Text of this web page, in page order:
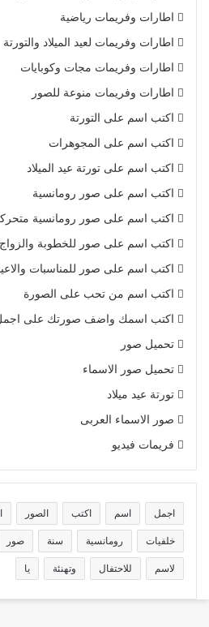
اطارات وفريمات رياضية
اطارات وفريمات لعيد الميلاد والتورتة
اطارات وفريمات مجات وكوبايات
اطارات وفريمات منوعة للصور
اكتب اسم على التورتة
اكتب اسم على المجوهرات
اكتب اسم على تورتة عيد الميلاد
اكتب اسم على صور رومانسية
اكتب اسم على صور رومانسية
اكتب اسم على صور للخطوبة والزواج
اكتب اسم على صور للمناسبات
اكتب اسم من تحب على الصورة
اكتب اسمك واضف صورتك على
تحميل صور
تحميل صور الاسماء
تورتة عيد ميلاد
صور الاسماء العربى
فريمات فيديو
اجمل اسم اكتب الصور
خلفيات رومانسية سنة صور
لاسم للاحتفال وتهنئة يا